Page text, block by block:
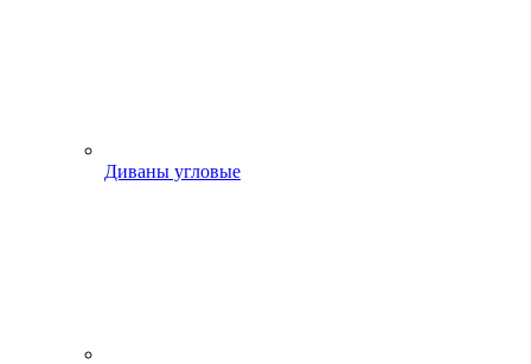
Диваны угловые